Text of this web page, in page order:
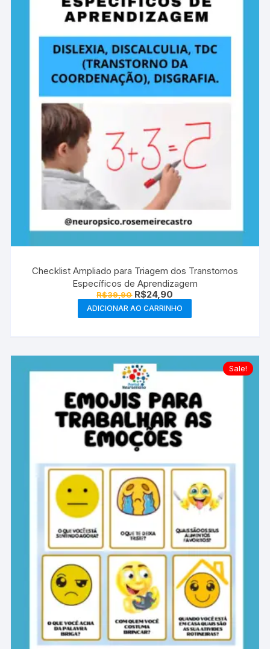
Checklist Ampliado para Triagem dos Transtornos
Específicos de Aprendizagem
R$39,90 O
preço
original
era:
R$24,90
preço
atual
é:
ADICIONAR AO CARRINHO
Sale!